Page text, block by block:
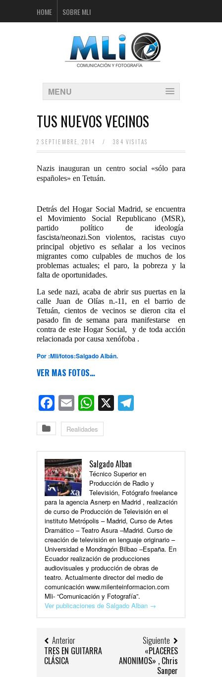
HOME SOBRE MLI
MENU
TUS NUEVOS VECINOS
2 SEPTIEMBRE, 2014 / 384 VISITAS
Nazis inauguran un centro social «sólo para
españoles» en Tetuán.
Detrás del Hogar Social Madrid, se encuentra
el Movimiento Social Republicano (MSR),
partido político de ideología
fascista/neonazi.Son violentos, racistas cuyo
principal objetivo es señalar a los vecinos
migrantes como culpables de muchos de los
problemas actuales; el paro, la pobreza y la
falta de oportunidades.
La sede nazi, acaba de abrir sus puertas en la
calle Juan de Olías n.-11, en el barrio de
Tetuán, cientos de vecinos se dieron cita el
pasado fin de semana para manifestarse en
contra de este Hogar Social, y de toda acción
relacionada por causa xenófoba .
Por :Mli/fotos:Salgado Albán.
VER MAS FOTOS…
Facebook
EmailWhatsApp
X
Realidades
Salgado Alban
Técnico Superior en
Producción de Radio y
Televisión, Fotógrafo freelance
para la agencia Asnerp en Madrid , realización
de curso de Producción de Televisión en el
instituto Metrópolis – Madrid, Curso de Artes
Dramático – Teatro Asura –Madrid. Curso de
creación de televisión en lenguaje originario –
Universidad e Mondragón Bilbao –España. En
Ecuador realización de producciones
audiovisuales y producción de obras de
teatro. Actualmente director del medio de
comunicación www.milenteinformacion.com
Mli- “Comunicación y Fotografía”.
Ver publicaciones de Salgado Alban →
Anterior
TRES EN GUITARRA
CLÁSICA
Siguiente
«PLACERES
ANONIMOS» , Chris
Sanper